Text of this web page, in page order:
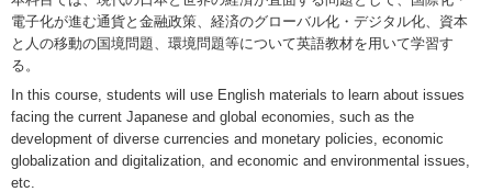
電子化が進む通貨と金融政策、経済のグローバル化・デジタル化、資本
と人の移動の国境問題、環境問題等について英語教材を用いて学習す
る。
In this course, students will use English materials to learn about issues
facing the current Japanese and global economies, such as the
development of diverse currencies and monetary policies, economic
globalization and digitalization, and economic and environmental issues,
etc.